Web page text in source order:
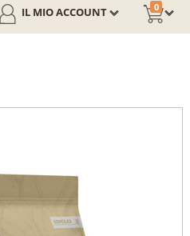
0
IL MIO ACCOUNT